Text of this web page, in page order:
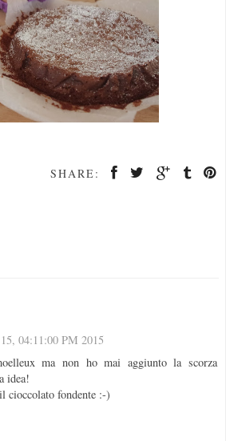
SHARE:
04:11:00 PM 2015
ma non ho mai aggiunto la scorza
idea!
cioccolato fondente :-)